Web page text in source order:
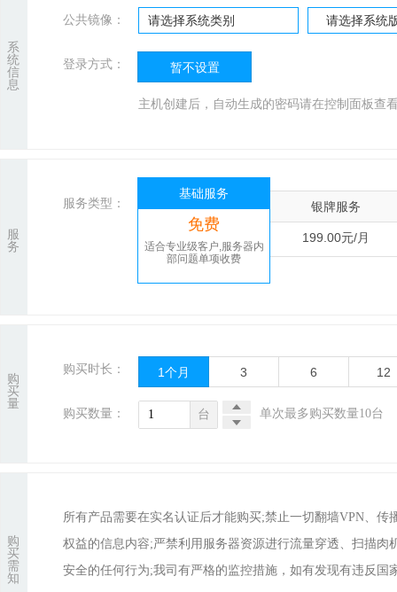
系
统
信
息
公共镜像： 请选择系统类别 请选择系统
登录方式： 暂不设置
主机创建后，自动生成的密码请在控制面板查
服
务
服务类型：
基础服务
免费
适合专业级客户,服务器内
部问题单项收费
银牌服务
199.00元/月
购
买
量
购买时长： 1个月 3 6 12
购买数量： 台 单次最多购买数量10台
购
买
需
知
所有产品需要在实名认证后才能购买;禁止一切翻墙VPN、
权益的信息内容;严禁利用服务器资源进行流量穿透、扫描
安全的任何行为;我司有严格的监控措施，如有发现有违反